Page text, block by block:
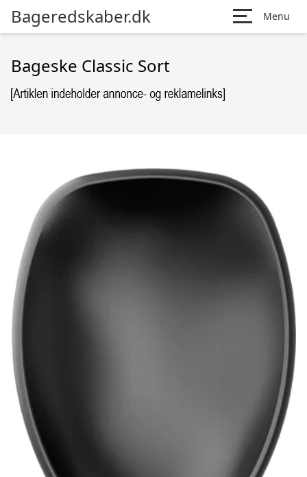
Bageredskaber.dk Menu
Bageske Classic Sort